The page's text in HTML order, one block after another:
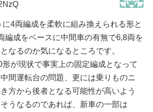
4両編成を柔軟に組み換えられる形と
編成をベースに中間車の有無で6,8両を
なるのか気になるところです。
形が現状で事実上の固定編成となって
間運転台の問題、更には乗りものニ
方から後者となる可能性が高いよう
うなるのであれば、新車の一部は